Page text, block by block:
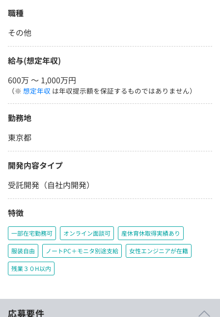
職種
その他
給与(想定年収)
600万 〜 1,000万円
（※ 想定年収 は年収提示額を保証するものではありません）
勤務地
東京都
開発内容タイプ
受託開発（自社内開発）
特徴
一部在宅勤務可 オンライン面談可 産休育休取得実績あり
服装自由 ノートPC＋モニタ別途支給 女性エンジニアが在籍
残業３０H以内
応募要件